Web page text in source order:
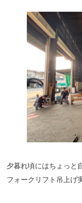
夕暮れ頃にはちょっと
フォークリフト吊上げ